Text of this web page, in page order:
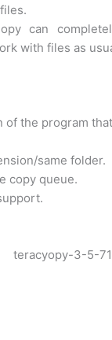
can
with files as
of the program
same folder.
copy queue.